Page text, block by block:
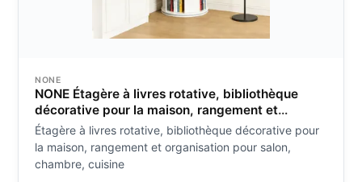
NONE
NONE Étagère à livres rotative, bibliothèque
décorative pour la maison, rangement et
organisation pour salon, chambre, cuisine
Étagère à livres rotative, bibliothèque décorative pour
la maison, rangement et organisation pour salon,
chambre, cuisine